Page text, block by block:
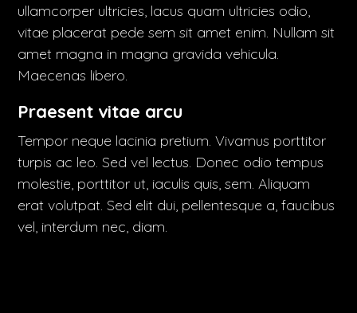
ullamcorper ultricies, lacus quam ultricies odio,
vitae placerat pede sem sit amet enim. Nullam sit
amet magna in magna gravida vehicula.
Maecenas libero.
Praesent vitae arcu
Tempor neque lacinia pretium. Vivamus porttitor
turpis ac leo. Sed vel lectus. Donec odio tempus
molestie, porttitor ut, iaculis quis, sem. Aliquam
erat volutpat. Sed elit dui, pellentesque a, faucibus
vel, interdum nec, diam.